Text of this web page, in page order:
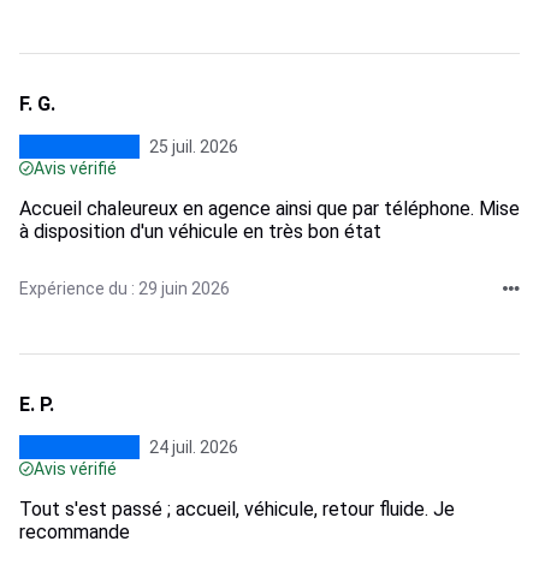
F. G.
25 juil. 2026
Avis vérifié
Accueil chaleureux en agence ainsi que par téléphone. Mise
à disposition d'un véhicule en très bon état
Expérience du : 29 juin 2026
E. P.
24 juil. 2026
Avis vérifié
Tout s'est passé ; accueil, véhicule, retour fluide. Je
recommande